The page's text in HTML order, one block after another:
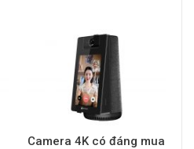
Camera 4K có đáng mua